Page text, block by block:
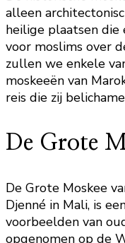
alleen
heilige plaatsen die
voor moslims over
zullen we enkele
moskeeën van
reis die zij
De Grote
De Grote Moskee
Djenné in Mali, is
voorbeelden van
opgenomen op de